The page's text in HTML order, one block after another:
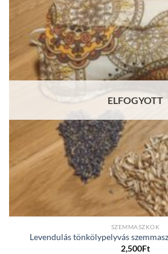
ELFOGYOTT
SZEMMASZKOK
Levendulás tönkölypelyvás
2,500Ft